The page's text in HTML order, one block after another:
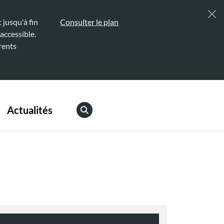
jusqu'à fin
Consulter le plan
Actualités